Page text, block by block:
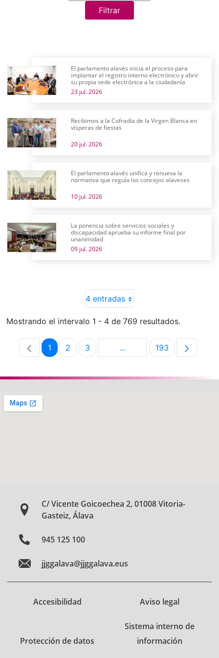
Filtrar
El parlamento alavés inicia el proceso para
implantar el registro interno electrónico y abrir
su propia sede electrónica a la ciudadanía
23 jul. 2026
Recibimos a la Cofradía de la Virgen Blanca en
vísperas de fiestas
20 jul. 2026
El parlamento alavés unifica y renueva la
normativa que regula los concejos alaveses
10 jul. 2026
La ponencia sobre servicios sociales y
discapacidad aprueba su informe final por
unanimidad
09 jul. 2026
4 entradas
Mostrando el intervalo 1 - 4 de 769 resultados.
Página
1 Página
2 Página
3 ...Páginas intermedias Use
Página
193
C/ Vicente Goicoechea 2, 01008 Vitoria-
Gasteiz, Álava
945 125 100
jjggalava@jjggalava.eus
Accesibilidad Aviso legal
Protección de datos
Sistema interno de
información